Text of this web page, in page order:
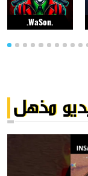
.WaSon.